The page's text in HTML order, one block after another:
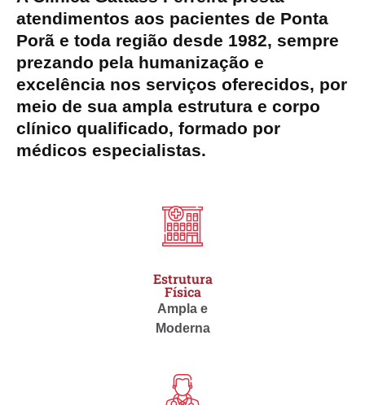
atendimentos aos pacientes de Ponta
Porã e toda região desde 1982, sempre
prezando pela humanização e
excelência nos serviços oferecidos, por
meio de sua ampla estrutura e corpo
clínico qualificado, formado por
médicos especialistas.
Estrutura
Física
Ampla e
Moderna